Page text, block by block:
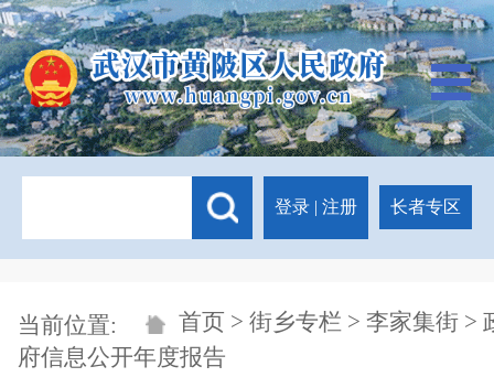
登录 | 注册 长者专区
当前位置: 首页 > 街乡专栏 > 李家集街>
府信息公开年度报告